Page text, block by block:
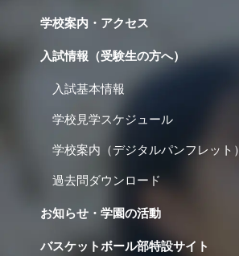
学校案内・アクセス
入試情報（受験生の方へ）
入試基本情報
学校見学スケジュール
学校案内（デジタルパンフレット）
過去問ダウンロード
お知らせ・学園の活動
バスケットボール部特設サイト